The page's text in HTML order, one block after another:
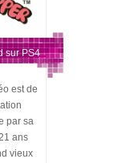
sur PS4
est de
par sa
ans
vieux